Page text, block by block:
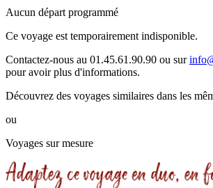
Aucun départ programmé
Ce voyage est temporairement indisponible.
Contactez-nous au 01.45.61.90.90 ou sur
pour avoir plus d'informations.
Découvrez des voyages similaires dans les
ou
Voyages sur mesure